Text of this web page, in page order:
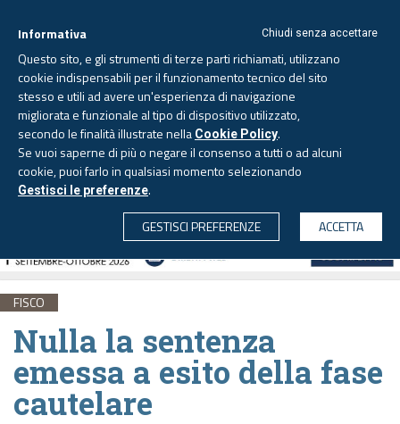
CERCA
Sabato, 8 agosto 2026 - Aggiornato alle 6.00
FISCO
Nulla la sentenza
emessa a esito della fase
cautelare
Chiudi senza accettare
Informativa
Questo sito, e gli strumenti di terze parti richiamati, utilizzano
cookie indispensabili per il funzionamento tecnico del sito
stesso e utili ad avere un'esperienza di navigazione
migliorata e funzionale al tipo di dispositivo utilizzato,
secondo le finalità illustrate nella Cookie Policy.
Se vuoi saperne di più o negare il consenso a tutti o ad alcuni
cookie, puoi farlo in qualsiasi momento selezionando
Gestisci le preferenze.
GESTISCI PREFERENZE
ACCETTA